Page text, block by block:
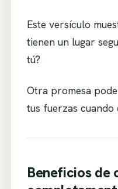
Este versículo
tienen un lugar
tú?
Otra promesa
tus fuerzas cuando
Beneficios de